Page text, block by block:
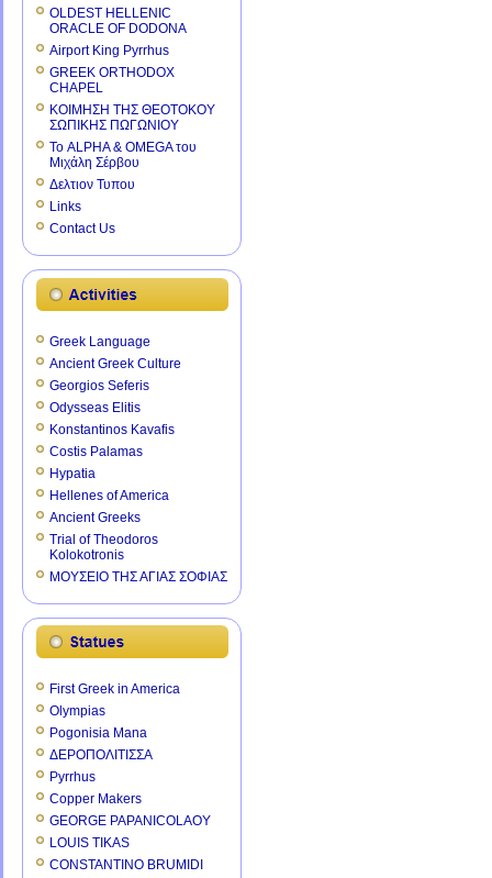
OLDEST HELLENIC
ORACLE OF DODONA
Airport King Pyrrhus
GREEK ORTHODOX
CHAPEL
ΚΟΙΜΗΣΗ ΤΗΣ ΘΕΟΤΟΚΟΥ
ΣΩΠΙΚΗΣ ΠΩΓΩΝΙΟΥ
Το ALPHA & OMEGA του
Μιχάλη Σέρβου
Δελτιον Τυπου
Links
Contact Us
Greek Language
Ancient Greek Culture
Georgios Seferis
Odysseas Elitis
Konstantinos Kavafis
Costis Palamas
Hypatia
Hellenes of America
Ancient Greeks
Trial of Theodoros
Kolokotronis
ΜΟΥΣΕΙΟ ΤΗΣ ΑΓΙΑΣ ΣΟΦΙΑΣ
First Greek in America
Olympias
Pogonisia Mana
ΔΕΡΟΠΟΛΙΤΙΣΣΑ
Pyrrhus
Copper Makers
GEORGE PAPANICOLAOY
LOUIS TIKAS
CONSTANTINO BRUMIDI